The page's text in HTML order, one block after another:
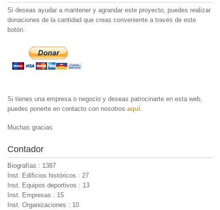
Si deseas ayudar a mantener y agrandar este proyecto, puedes realizar
donaciones de la cantidad que creas conveniente a través de este
botón:
Si tienes una empresa o negocio y deseas patrocinarte en esta web,
puedes ponerte en contacto con nosotros aquí
Muchas gracias
Contador
Biografías : 1387
Inst. Edificios históricos : 27
Inst. Equipos deportivos : 13
Inst. Empresas : 15
Inst. Organizaciones : 10